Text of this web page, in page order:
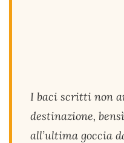
I baci scritti non
destinazione,
all’ultima goccia